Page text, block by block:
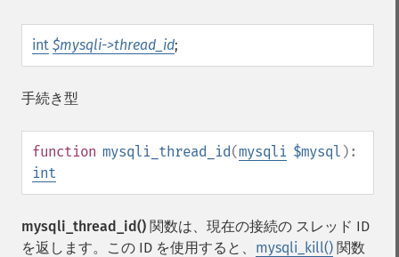
int $mysqli->thread_id;
手続き型
function mysqli_thread_id(mysqli $mysql ):
int
mysqli_thread_id() 関数は、現在の接続の スレッド ID
を返します。この ID を使用すると、 mysqli_kill() 関数